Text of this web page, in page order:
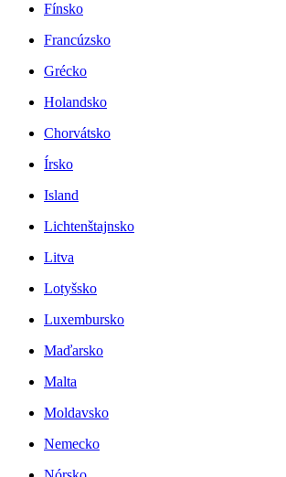
Fínsko
Francúzsko
Grécko
Holandsko
Chorvátsko
Írsko
Island
Lichtenštajnsko
Litva
Lotyšsko
Luxembursko
Maďarsko
Malta
Moldavsko
Nemecko